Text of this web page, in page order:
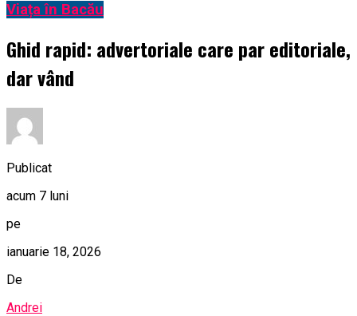
Viața în Bacău
Ghid rapid: advertoriale care par editoriale,
dar vând
Publicat
acum 7 luni
pe
ianuarie 18, 2026
De
Andrei